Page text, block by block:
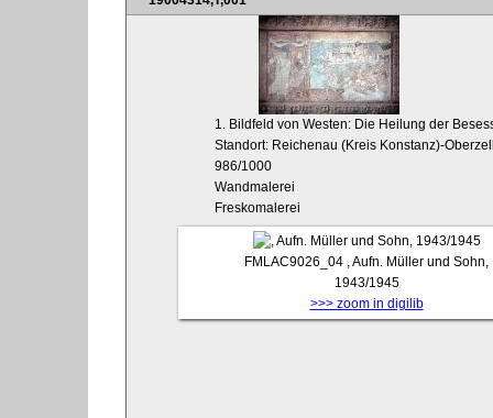
1. Bildfeld von Westen: Die Heilung der
Standort: Reichenau (Kreis Konstanz)-
986/1000
Wandmalerei
Freskomalerei
FMLAC9026_04 , Aufn. Müller und Sohn,
1943/1945
>>> zoom in digilib